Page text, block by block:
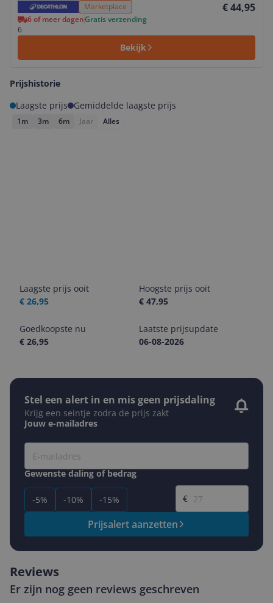
Marketplace € 44,95
6 of meer dagenGratis verzending
6
Bekijk
Prijshistorie
Laagste prijs
Gemiddelde laagste prijs
1m 3m 6m Jaar Alles
Laagste prijs ooit
€ 26,95
Hoogste prijs ooit
€ 47,95
Goedkoopste nu
€ 26,95
Laatste prijsupdate
06-08-2026
Stel een alert in en mis geen prijsdaling
Krijg een seintje zodra de prijs zakt
Jouw e-mailadres
Gewenste daling of bedrag
-5% -10% -15%
Gewenste prijs
€
Prijsalert aanzetten
Reviews
Er zijn nog geen reviews geschreven